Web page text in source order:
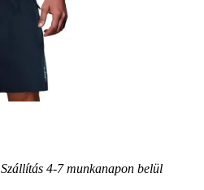
Szállítás 4-7 munkanapon belül